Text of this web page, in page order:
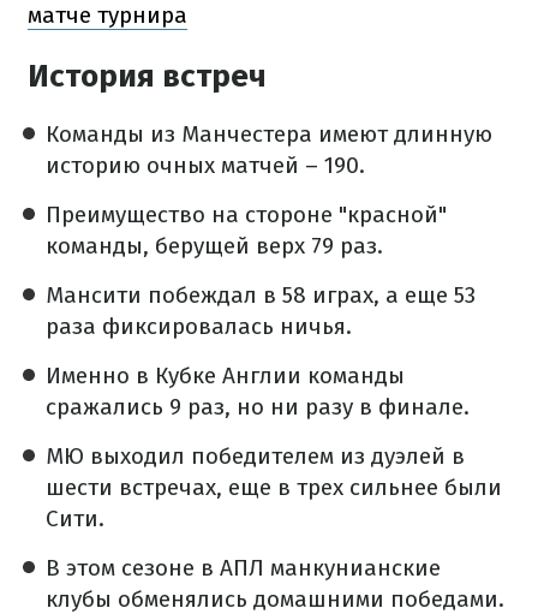
матче турнира
История встреч
Команды из Манчестера имеют длинную
историю очных матчей – 190.
Преимущество на стороне "красной"
команды, берущей верх 79 раз.
Мансити побеждал в 58 играх, а еще 53
раза фиксировалась ничья.
Именно в Кубке Англии команды
сражались 9 раз, но ни разу в финале.
МЮ выходил победителем из дуэлей в
шести встречах, еще в трех сильнее были
Сити.
В этом сезоне в АПЛ манкунианские
клубы обменялись домашними победами.